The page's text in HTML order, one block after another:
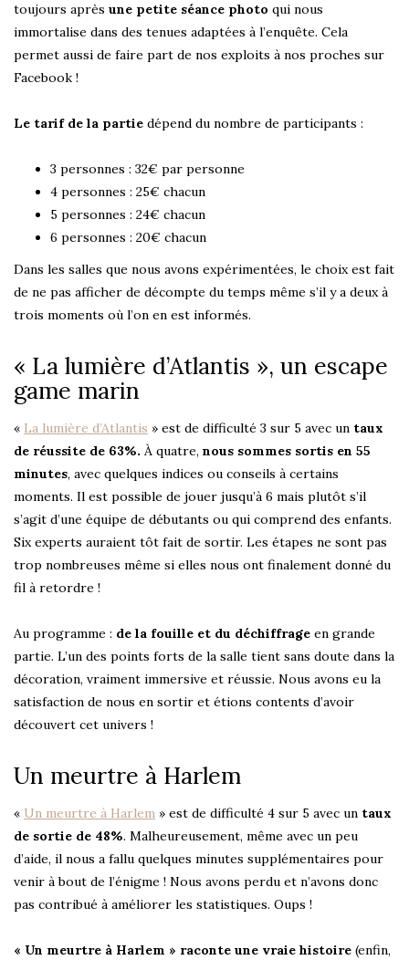
toujours après une petite séance photo qui nous
immortalise dans des tenues adaptées à l’enquête. Cela
permet aussi de faire part de nos exploits à nos proches sur
Facebook !
Le tarif de la partie dépend du nombre de participants :
3 personnes : 32€ par personne
4 personnes : 25€ chacun
5 personnes : 24€ chacun
6 personnes : 20€ chacun
Dans les salles que nous avons expérimentées, le choix est fait
de ne pas afficher de décompte du temps même s’il y a deux à
trois moments où l’on en est informés.
« La lumière d’Atlantis », un escape
game marin
« La lumière d’Atlantis » est de difficulté 3 sur 5 avec un taux
de réussite de 63%. À quatre, nous sommes sortis en 55
minutes, avec quelques indices ou conseils à certains
moments. Il est possible de jouer jusqu’à 6 mais plutôt s’il
s’agit d’une équipe de débutants ou qui comprend des enfants.
Six experts auraient tôt fait de sortir. Les étapes ne sont pas
trop nombreuses même si elles nous ont finalement donné du
fil à retordre !
Au programme : de la fouille et du déchiffrage en grande
partie. L’un des points forts de la salle tient sans doute dans la
décoration, vraiment immersive et réussie. Nous avons eu la
satisfaction de nous en sortir et étions contents d’avoir
découvert cet univers !
Un meurtre à Harlem
« Un meurtre à Harlem » est de difficulté 4 sur 5 avec un taux
de sortie de 48%. Malheureusement, même avec un peu
d’aide, il nous a fallu quelques minutes supplémentaires pour
venir à bout de l’énigme ! Nous avons perdu et n’avons donc
pas contribué à améliorer les statistiques. Oups !
« Un meurtre à Harlem » raconte une vraie histoire (enfin,